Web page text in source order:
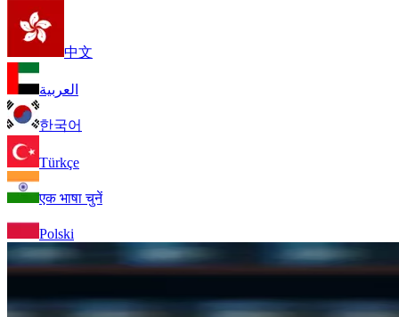
中文
العربية
한국어
Türkçe
एक भाषा चुनें
Polski